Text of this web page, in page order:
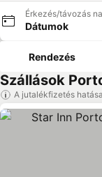
Érkezés/távozás
Dátumok
Rendezés
Szállások
A jutalékfizetés